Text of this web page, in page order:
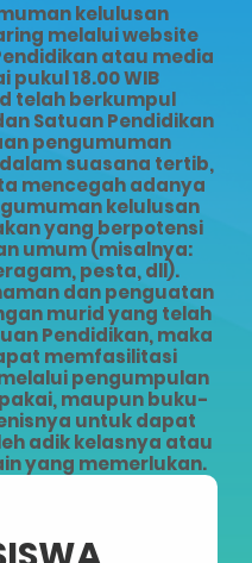
kelulusan
melalui website
atau media
18.00 WIB
telah berkumpul
Satuan Pendidikan
pengumuman
suasana tertib,
mencegah adanya
kelulusan
yang berpotensi
umum (misalnya:
pesta, dll).
dan penguatan
murid yang telah
Pendidikan, maka
memfasilitasi
pengumpulan
maupun buku-
untuk dapat
adik kelasnya atau
yang memerlukan.